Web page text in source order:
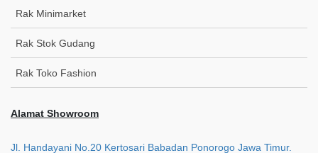
Rak Minimarket
Rak Stok Gudang
Rak Toko Fashion
Alamat Showroom
Jl. Handayani No.20 Kertosari Babadan Ponorogo Jawa Timur.